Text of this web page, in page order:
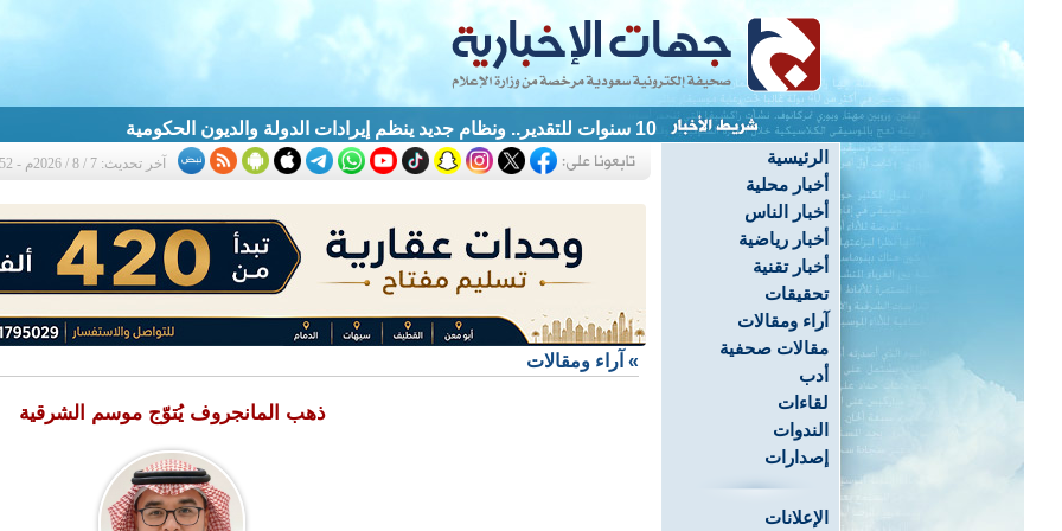
10 سنوات للتقدير.. ونظام جديد ينظم إيرادات الدولة والديون الحكومية
الرئيسية
أخبار محلية
أخبار الناس
أخبار رياضية
أخبار تقنية
تحقيقات
آراء ومقالات
مقالات صحفية
أدب
لقاءات
الندوات
إصدارات
الإعلانات
آخر تحديث: 7 / 8 / 2026م - 7:52 م
» آراء ومقالات
ذهب المانجروف يُتوّج موسم الشرقية